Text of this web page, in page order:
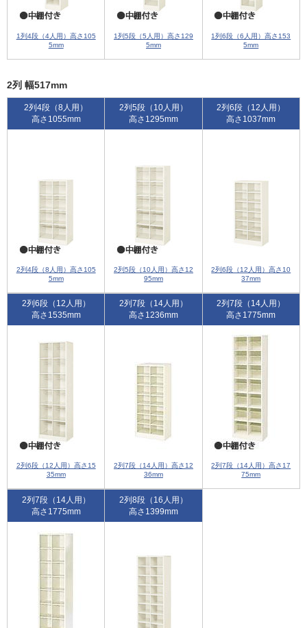
1列4段（4人用）高さ105
5mm
1列5段（5人用）高さ129
5mm
1列6段（6人用）高さ153
5mm
2列 幅517mm
2列4段（8人用）
高さ1055mm
2列4段（8人用）高さ105
5mm
2列5段（10人用）
高さ1295mm
2列5段（10人用）高さ12
95mm
2列6段（12人用）
高さ1037mm
2列6段（12人用）高さ10
37mm
2列6段（12人用）
高さ1535mm
2列6段（12人用）高さ15
35mm
2列7段（14人用）
高さ1236mm
2列7段（14人用）高さ12
36mm
2列7段（14人用）
高さ1775mm
2列7段（14人用）高さ17
75mm
2列7段（14人用）
高さ1775mm
2列8段（16人用）
高さ1399mm